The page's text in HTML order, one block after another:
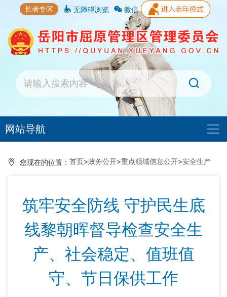
长者专区 无障碍浏览 微信
网站导航
您现在的位置： 首页>政务公开>重点领域信息公开>安全生产
筑牢安全防线 守护民生底
线黎朝晖督导检查安全生
产、社会稳定、值班值
守、节日保供工作